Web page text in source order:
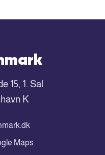
15, 1. Sal
K
Maps